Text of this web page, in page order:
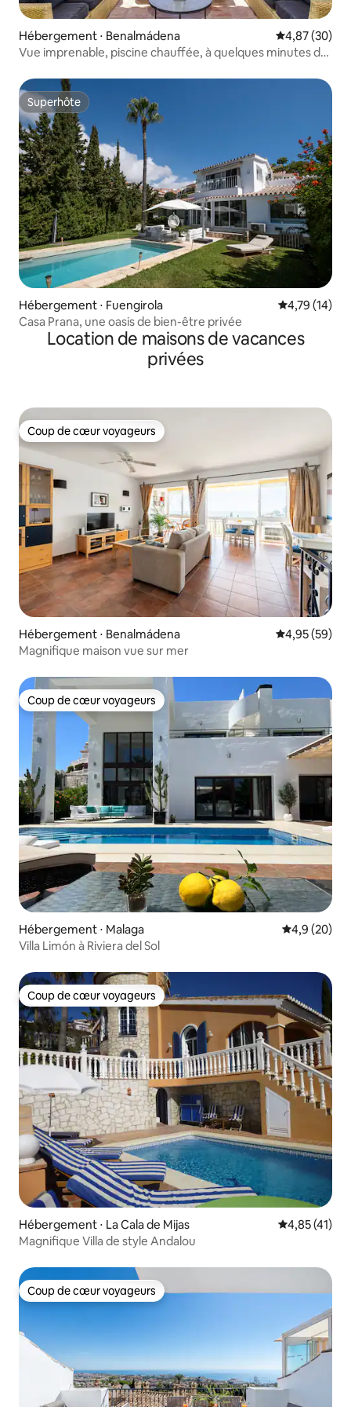
Hébergement ⋅ Benalmádena Évaluation
4,87 (30)
Vue imprenable, piscine chauffée, à quelques minutes de
Superhôte
Superhôte
Hébergement ⋅ Fuengirola Évaluation
4,79 (14)
Casa Prana, une oasis de bien-être privée
Location de maisons de vacances
privées
Coup de cœur voyageurs
Coup de cœur voyageurs
Hébergement ⋅ Benalmádena Évaluation
4,95 (59)
Magnifique maison vue sur mer
Coup de cœur voyageurs
Coup de cœur voyageurs
Hébergement ⋅ Malaga Évaluation
4,9 (20)
Villa Limón à Riviera del Sol
Coup de cœur voyageurs
Coup de cœur voyageurs
Hébergement ⋅ La Cala de Mijas Évaluation
4,85 (41)
Magnifique Villa de style Andalou
Coup de cœur voyageurs
Coup de cœur voyageurs